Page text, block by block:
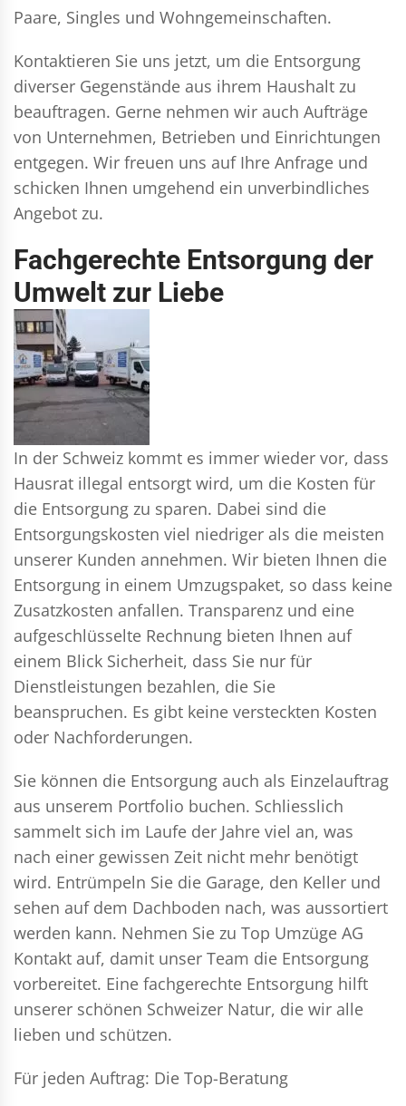
Paare, Singles und Wohngemeinschaften.
Kontaktieren Sie uns jetzt, um die Entsorgung
diverser Gegenstände aus ihrem Haushalt zu
beauftragen. Gerne nehmen wir auch Aufträge
von Unternehmen, Betrieben und Einrichtungen
entgegen. Wir freuen uns auf Ihre Anfrage und
schicken Ihnen umgehend ein unverbindliches
Angebot zu.
Fachgerechte Entsorgung der
Umwelt zur Liebe
In der Schweiz kommt es immer wieder vor, dass
Hausrat illegal entsorgt wird, um die Kosten für
die Entsorgung zu sparen. Dabei sind die
Entsorgungskosten viel niedriger als die meisten
unserer Kunden annehmen. Wir bieten Ihnen die
Entsorgung in einem Umzugspaket, so dass keine
Zusatzkosten anfallen. Transparenz und eine
aufgeschlüsselte Rechnung bieten Ihnen auf
einem Blick Sicherheit, dass Sie nur für
Dienstleistungen bezahlen, die Sie
beanspruchen. Es gibt keine versteckten Kosten
oder Nachforderungen.
Sie können die Entsorgung auch als Einzelauftrag
aus unserem Portfolio buchen. Schliesslich
sammelt sich im Laufe der Jahre viel an, was
nach einer gewissen Zeit nicht mehr benötigt
wird. Entrümpeln Sie die Garage, den Keller und
sehen auf dem Dachboden nach, was aussortiert
werden kann. Nehmen Sie zu Top Umzüge AG
Kontakt auf, damit unser Team die Entsorgung
vorbereitet. Eine fachgerechte Entsorgung hilft
unserer schönen Schweizer Natur, die wir alle
lieben und schützen.
Für jeden Auftrag: Die Top-Beratung